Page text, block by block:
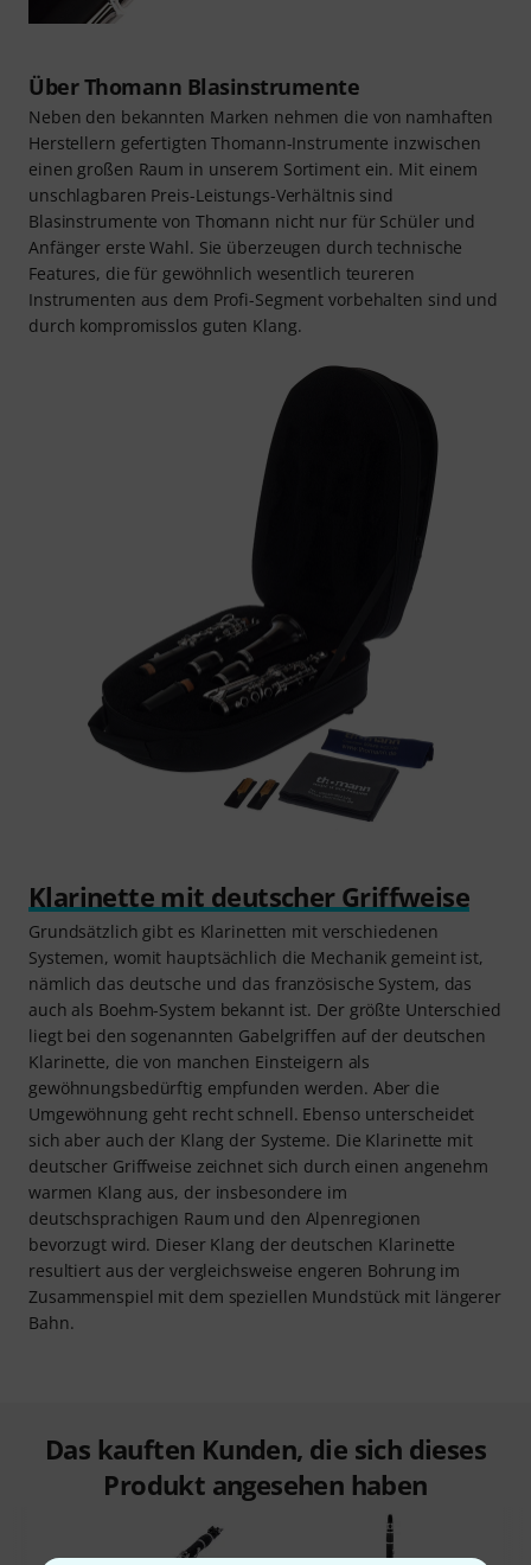
Über Thomann Blasinstrumente
Neben den bekannten Marken nehmen die von namhaften
Herstellern gefertigten Thomann-Instrumente inzwischen
einen großen Raum in unserem Sortiment ein. Mit einem
unschlagbaren Preis-Leistungs-Verhältnis sind
Blasinstrumente von Thomann nicht nur für Schüler und
Anfänger erste Wahl. Sie überzeugen durch technische
Features, die für gewöhnlich wesentlich teureren
Instrumenten aus dem Profi-Segment vorbehalten sind und
durch kompromisslos guten Klang.
Klarinette mit deutscher Griffweise
Grundsätzlich gibt es Klarinetten mit verschiedenen
Systemen, womit hauptsächlich die Mechanik gemeint ist,
nämlich das deutsche und das französische System, das
auch als Boehm-System bekannt ist. Der größte Unterschied
liegt bei den sogenannten Gabelgriffen auf der deutschen
Klarinette, die von manchen Einsteigern als
gewöhnungsbedürftig empfunden werden. Aber die
Umgewöhnung geht recht schnell. Ebenso unterscheidet
sich aber auch der Klang der Systeme. Die Klarinette mit
deutscher Griffweise zeichnet sich durch einen angenehm
warmen Klang aus, der insbesondere im
deutschsprachigen Raum und den Alpenregionen
bevorzugt wird. Dieser Klang der deutschen Klarinette
resultiert aus der vergleichsweise engeren Bohrung im
Zusammenspiel mit dem speziellen Mundstück mit längerer
Bahn.
Das kauften Kunden, die sich dieses
Produkt angesehen haben